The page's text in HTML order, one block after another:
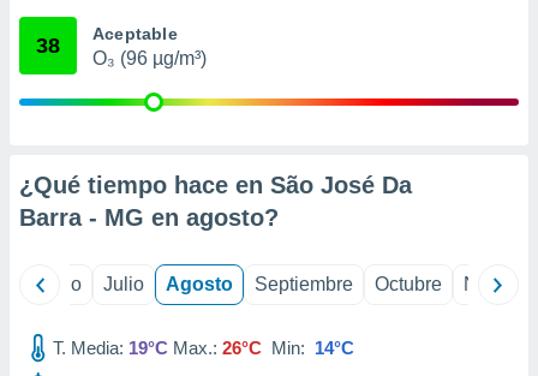
mediante
publicidad
1199
38 Aceptable
O₃ (96 µg/m³)
¿Qué tiempo hace en São José Da
Barra - MG en agosto?
Junio Julio Agosto Septiembre Octubre
T. Media: 19°C Max.: 26°C Min: 14°C